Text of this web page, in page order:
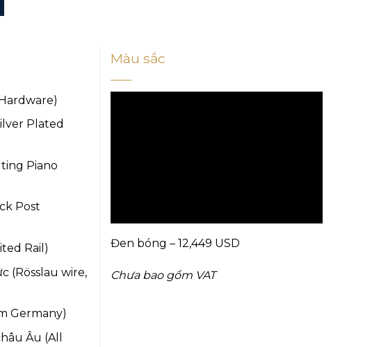
Plated
Piano
Post
Rail)
(Rösslau wire,
Germany)
Âu (All
Màu sắc
Đen bóng – 12,449 USD
Chưa bao gồm VAT